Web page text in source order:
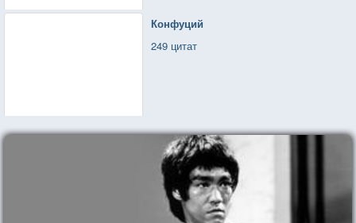
Конфуций
249 цитат